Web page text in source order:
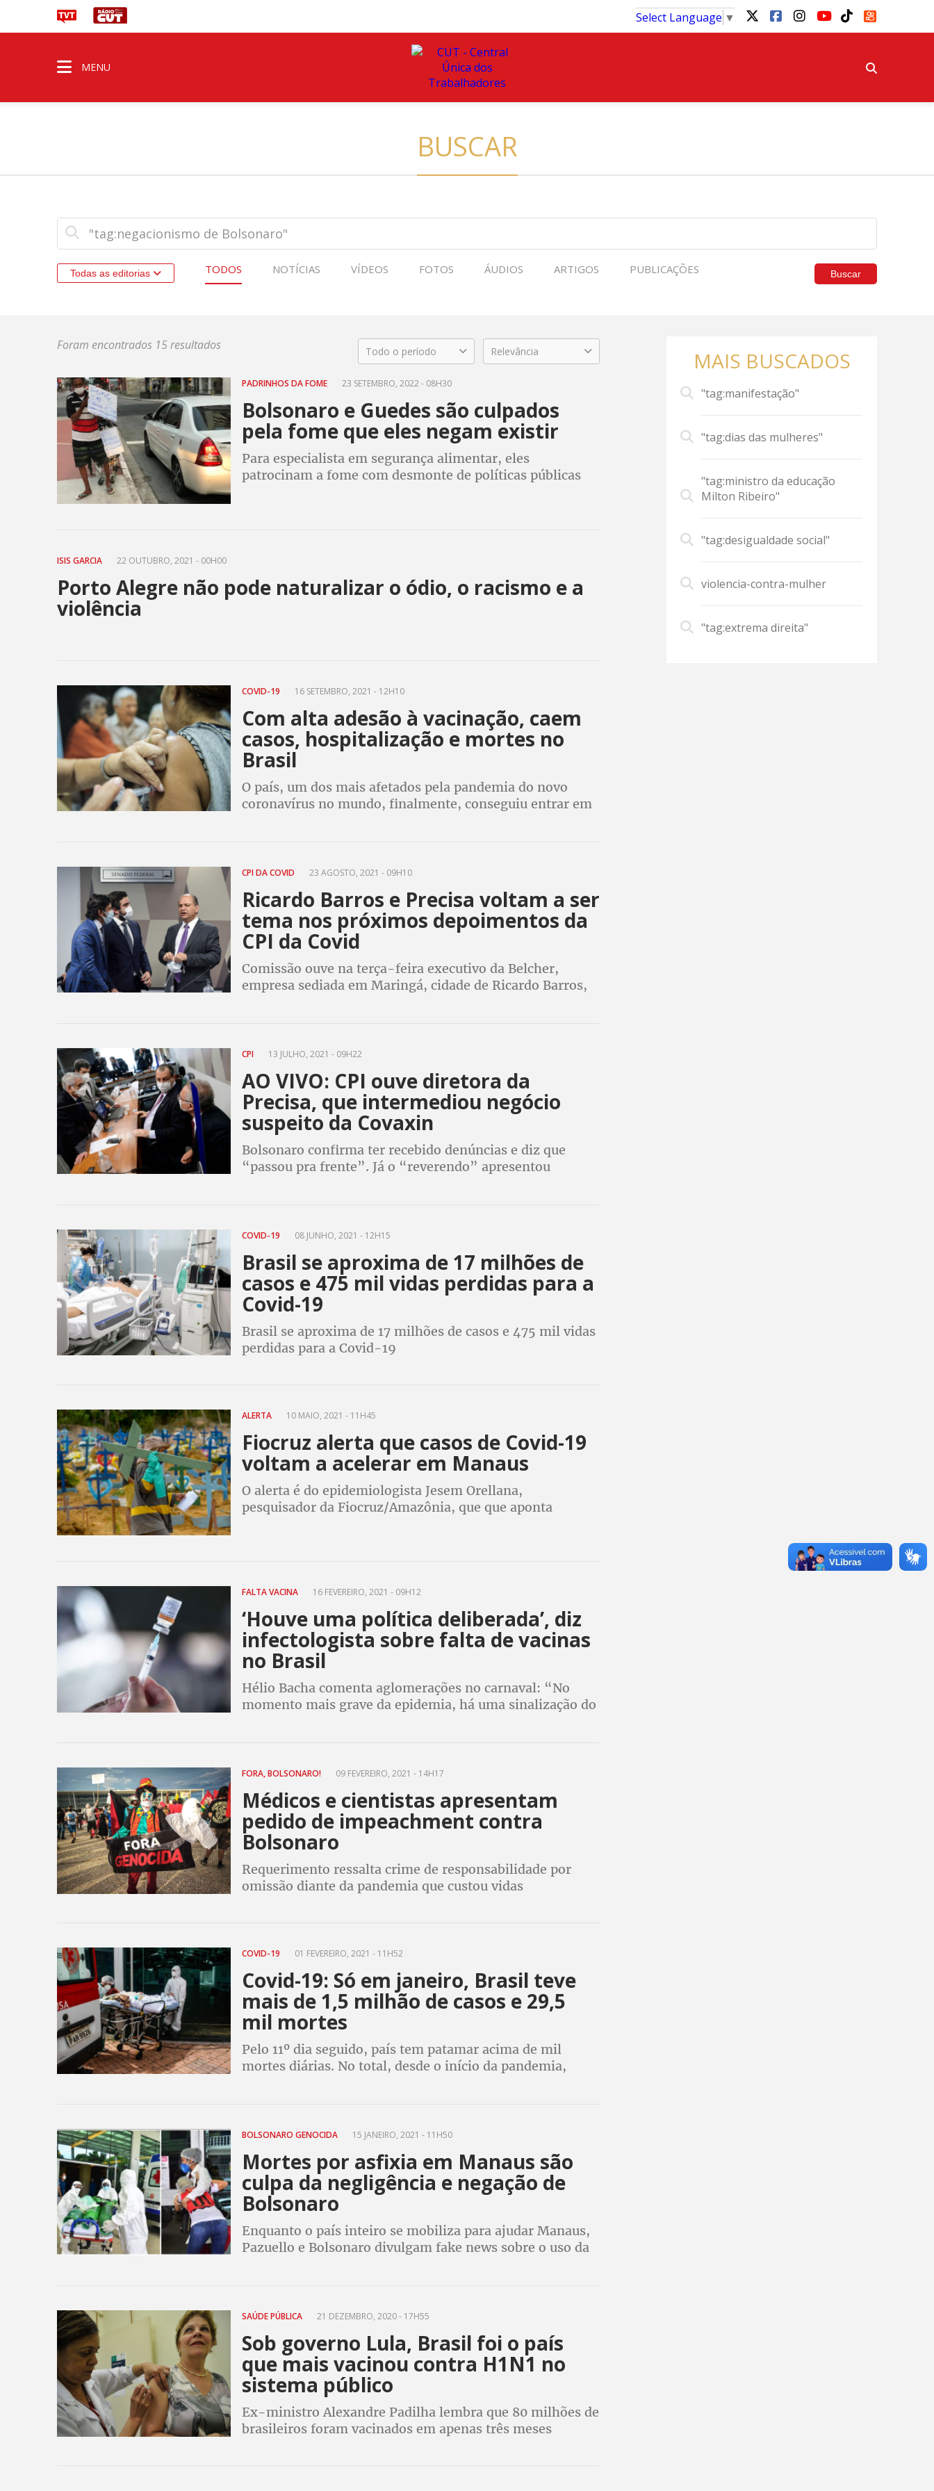
Select Language ▼
MENU
BUSCAR
Todas as editorias TODOS NOTÍCIAS VÍDEOS FOTOS ÁUDIOS ARTIGOS PUBLICAÇÕES Buscar
Foram encontrados 15 resultados Todo o período Relevância
PADRINHOS DA FOME 23 SETEMBRO, 2022 - 08H30
Bolsonaro e Guedes são culpados
pela fome que eles negam existir
Para especialista em segurança alimentar, eles
patrocinam a fome com desmonte de políticas públicas
ISIS GARCIA 22 OUTUBRO, 2021 - 00H00
Porto Alegre não pode naturalizar o ódio, o racismo e a
violência
COVID-19 16 SETEMBRO, 2021 - 12H10
Com alta adesão à vacinação, caem
casos, hospitalização e mortes no
Brasil
O país, um dos mais afetados pela pandemia do novo
coronavírus no mundo, finalmente, conseguiu entrar em
CPI DA COVID 23 AGOSTO, 2021 - 09H10
Ricardo Barros e Precisa voltam a ser
tema nos próximos depoimentos da
CPI da Covid
Comissão ouve na terça-feira executivo da Belcher,
empresa sediada em Maringá, cidade de Ricardo Barros,
CPI 13 JULHO, 2021 - 09H22
AO VIVO: CPI ouve diretora da
Precisa, que intermediou negócio
suspeito da Covaxin
Bolsonaro confirma ter recebido denúncias e diz que
“passou pra frente”. Já o “reverendo” apresentou
COVID-19 08 JUNHO, 2021 - 12H15
Brasil se aproxima de 17 milhões de
casos e 475 mil vidas perdidas para a
Covid-19
Brasil se aproxima de 17 milhões de casos e 475 mil vidas
perdidas para a Covid-19
ALERTA 10 MAIO, 2021 - 11H45
Fiocruz alerta que casos de Covid-19
voltam a acelerar em Manaus
O alerta é do epidemiologista Jesem Orellana,
pesquisador da Fiocruz/Amazônia, que que aponta
FALTA VACINA 16 FEVEREIRO, 2021 - 09H12
‘Houve uma política deliberada’, diz
infectologista sobre falta de vacinas
no Brasil
Hélio Bacha comenta aglomerações no carnaval: “No
momento mais grave da epidemia, há uma sinalização do
FORA, BOLSONARO! 09 FEVEREIRO, 2021 - 14H17
Médicos e cientistas apresentam
pedido de impeachment contra
Bolsonaro
Requerimento ressalta crime de responsabilidade por
omissão diante da pandemia que custou vidas
COVID-19 01 FEVEREIRO, 2021 - 11H52
Covid-19: Só em janeiro, Brasil teve
mais de 1,5 milhão de casos e 29,5
mil mortes
Pelo 11º dia seguido, país tem patamar acima de mil
mortes diárias. No total, desde o início da pandemia,
BOLSONARO GENOCIDA 15 JANEIRO, 2021 - 11H50
Mortes por asfixia em Manaus são
culpa da negligência e negação de
Bolsonaro
Enquanto o país inteiro se mobiliza para ajudar Manaus,
Pazuello e Bolsonaro divulgam fake news sobre o uso da
SAÚDE PÚBLICA 21 DEZEMBRO, 2020 - 17H55
Sob governo Lula, Brasil foi o país
que mais vacinou contra H1N1 no
sistema público
Ex-ministro Alexandre Padilha lembra que 80 milhões de
brasileiros foram vacinados em apenas três meses
MAIS BUSCADOS
"tag:manifestação"
"tag:dias das mulheres"
"tag:ministro da educação
Milton Ribeiro"
"tag:desigualdade social"
violencia-contra-mulher
"tag:extrema direita"